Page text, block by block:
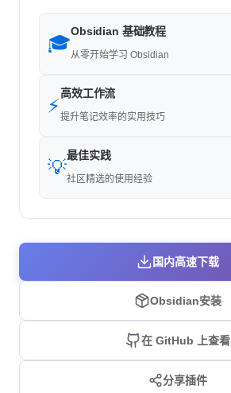
🎓
Obsidian 基础教程
从零开始学习 Obsidian
⚡
高效工作流
提升笔记效率的实用技巧
💡
最佳实践
社区精选的使用经验
国内高速下载
Obsidian安装
在 GitHub 上查看
分享插件